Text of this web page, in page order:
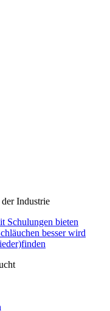
Industrie
Schulungen bieten
besser wird